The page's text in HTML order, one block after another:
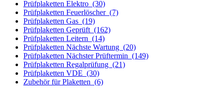
Prüfplaketten Elektro (30)
Prüfplaketten Feuerlöscher (7)
Prüfplaketten Gas (19)
Prüfplaketten Geprüft (162)
Prüfplaketten Leitern (14)
Prüfplaketten Nächste Wartung (20)
Prüfplaketten Nächster Prüftermin (149)
Prüfplaketten Regalprüfung (21)
Prüfplaketten VDE (30)
Zubehör für Plaketten (6)